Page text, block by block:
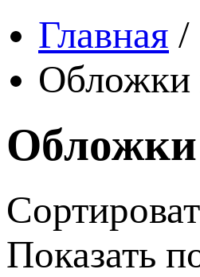
Главная /
Обложки
Показать